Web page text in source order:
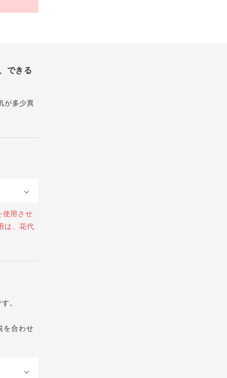
できる
が多少異
使用させ
は、花代
。
を合わせ